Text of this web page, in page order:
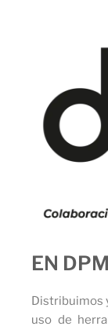
EN DPM
Distribuimos
uso de